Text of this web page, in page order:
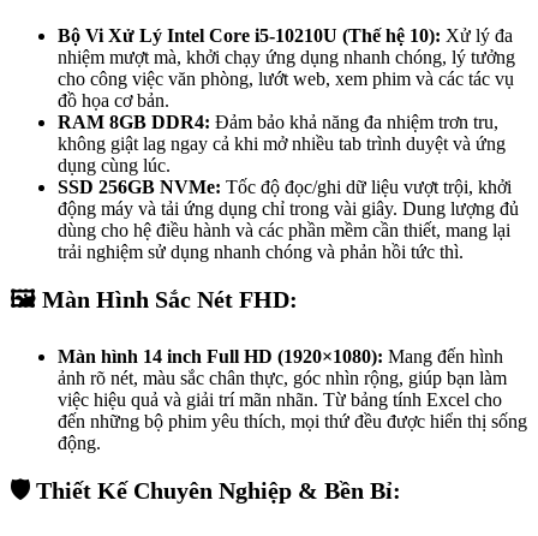
Bộ Vi Xử Lý Intel Core i5-10210U (Thế hệ 10): Xử lý đa
nhiệm mượt mà, khởi chạy ứng dụng nhanh chóng, lý tưởng
cho công việc văn phòng, lướt web, xem phim và các tác vụ
đồ họa cơ bản.
RAM 8GB DDR4: Đảm bảo khả năng đa nhiệm trơn tru,
không giật lag ngay cả khi mở nhiều tab trình duyệt và ứng
dụng cùng lúc.
SSD 256GB NVMe: Tốc độ đọc/ghi dữ liệu vượt trội, khởi
động máy và tải ứng dụng chỉ trong vài giây. Dung lượng đủ
dùng cho hệ điều hành và các phần mềm cần thiết, mang lại
trải nghiệm sử dụng nhanh chóng và phản hồi tức thì.
🖼️ Màn Hình Sắc Nét FHD:
Màn hình 14 inch Full HD (1920×1080): Mang đến hình
ảnh rõ nét, màu sắc chân thực, góc nhìn rộng, giúp bạn làm
việc hiệu quả và giải trí mãn nhãn. Từ bảng tính Excel cho
đến những bộ phim yêu thích, mọi thứ đều được hiển thị sống
động.
🛡️ Thiết Kế Chuyên Nghiệp & Bền Bỉ: